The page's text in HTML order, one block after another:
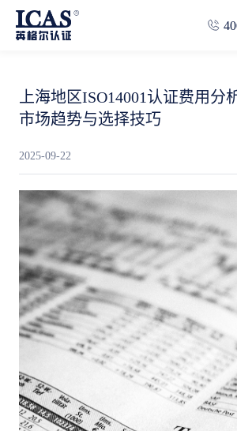
上海地区ISO14001认证费用分
市场趋势与选择技巧
2025-09-22